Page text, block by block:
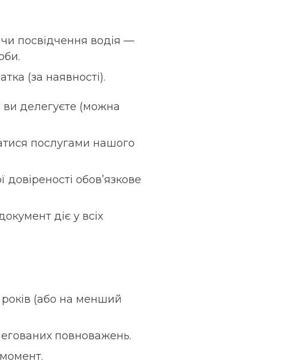
посвідчення водія —
(за наявності).
ви делегуєте (можна
послугами нашого
обов’язкове
діє у всіх
(або на менший
повноважень.